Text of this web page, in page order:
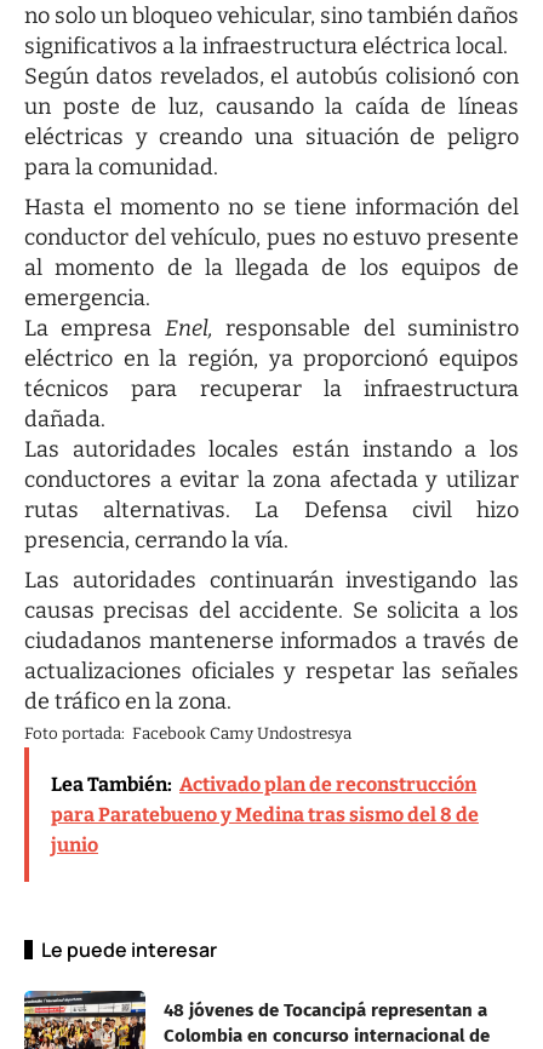
no solo un bloqueo vehicular, sino también daños
significativos a la infraestructura eléctrica local.
Según datos revelados, el autobús colisionó con
un poste de luz, causando la caída de líneas
eléctricas y creando una situación de peligro
para la comunidad.
Hasta el momento no se tiene información del
conductor del vehículo, pues no estuvo presente
al momento de la llegada de los equipos de
emergencia.
La empresa Enel, responsable del suministro
eléctrico en la región, ya proporcionó equipos
técnicos para recuperar la infraestructura
dañada.
Las autoridades locales están instando a los
conductores a evitar la zona afectada y utilizar
rutas alternativas. La Defensa civil hizo
presencia, cerrando la vía.
Las autoridades continuarán investigando las
causas precisas del accidente. Se solicita a los
ciudadanos mantenerse informados a través de
actualizaciones oficiales y respetar las señales
de tráfico en la zona.
Foto portada: Facebook Camy Undostresya
Lea También: Activado plan de reconstrucción
para Paratebueno y Medina tras sismo del 8 de
junio
Le puede interesar
48 jóvenes de Tocancipá representan a
Colombia en concurso internacional de